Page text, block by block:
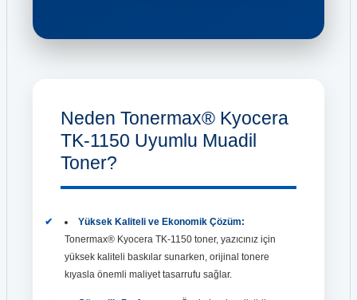
Neden Tonermax® Kyocera
TK-1150 Uyumlu Muadil
Toner?
Yüksek Kaliteli ve Ekonomik Çözüm:
Tonermax® Kyocera TK-1150 toner, yazıcınız için
yüksek kaliteli baskılar sunarken, orijinal tonere
kıyasla önemli maliyet tasarrufu sağlar.